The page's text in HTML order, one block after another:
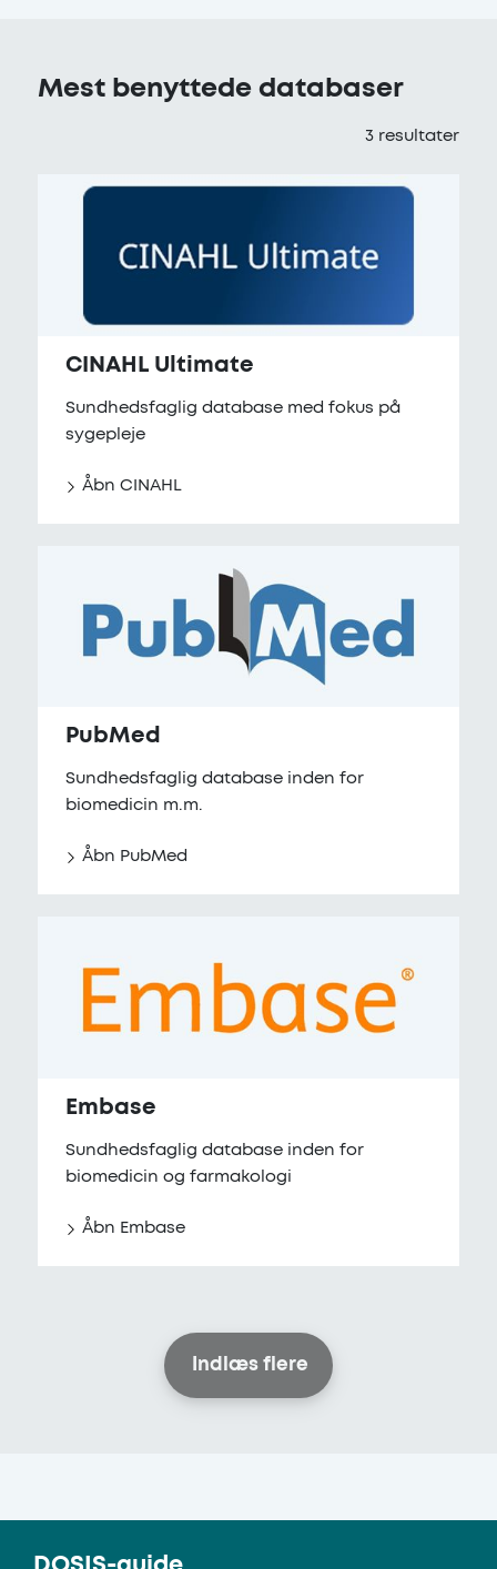
Mest benyttede databaser
3 resultater
CINAHL Ultimate
Sundhedsfaglig database med fokus på
sygepleje
Åbn CINAHL
PubMed
Sundhedsfaglig database inden for
biomedicin m.m.
Åbn PubMed
Embase
Sundhedsfaglig database inden for
biomedicin og farmakologi
Åbn Embase
Indlæs flere